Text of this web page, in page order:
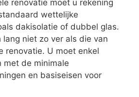
renovatie moet u rekening
wettelijke
dakisolatie of dubbel glas.
lang niet zo ver als die van
renovatie. U moet enkel
met de minimale
en basiseisen voor